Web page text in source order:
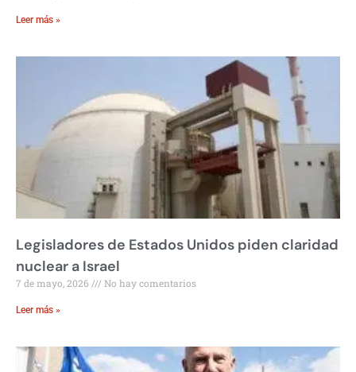
Leer más »
Legisladores de Estados Unidos piden claridad
nuclear a Israel
7 de mayo, 2026 No hay comentarios
Leer más »